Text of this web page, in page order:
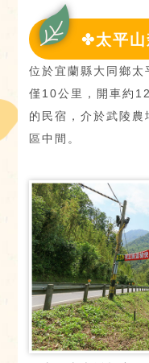
✤太平山
位於宜蘭縣大同鄉太
僅10公里，開車約
的民宿，介於武陵
區中間。